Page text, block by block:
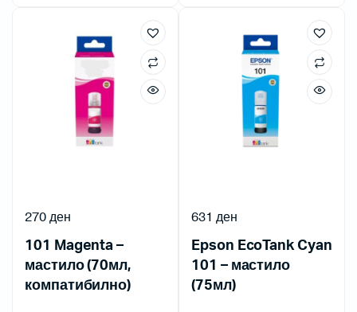
101 Magenta –
мастило (70мл,
компатибилно)
270ден
Epson EcoTank Cyan
101 – мастило
(75мл)
631 ден